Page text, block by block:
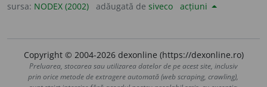
sursa: NODEX (2002) adăugată de siveco acțiuni
Copyright © 2004-2026 dexonline (https://dexonline.ro)
Preluarea, stocarea sau utilizarea datelor de pe acest site, inclusiv
prin orice metode de extragere automată (web scraping, crawling),